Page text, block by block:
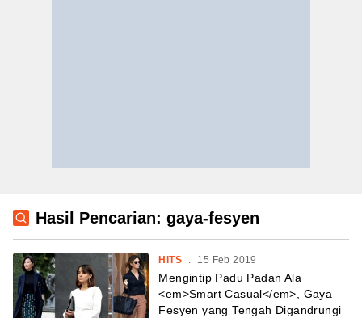
Hasil Pencarian: gaya-fesyen
HITS . 15 Feb 2019
Mengintip Padu Padan Ala
<em>Smart Casual</em>, Gaya
Fesyen yang Tengah Digandrungi